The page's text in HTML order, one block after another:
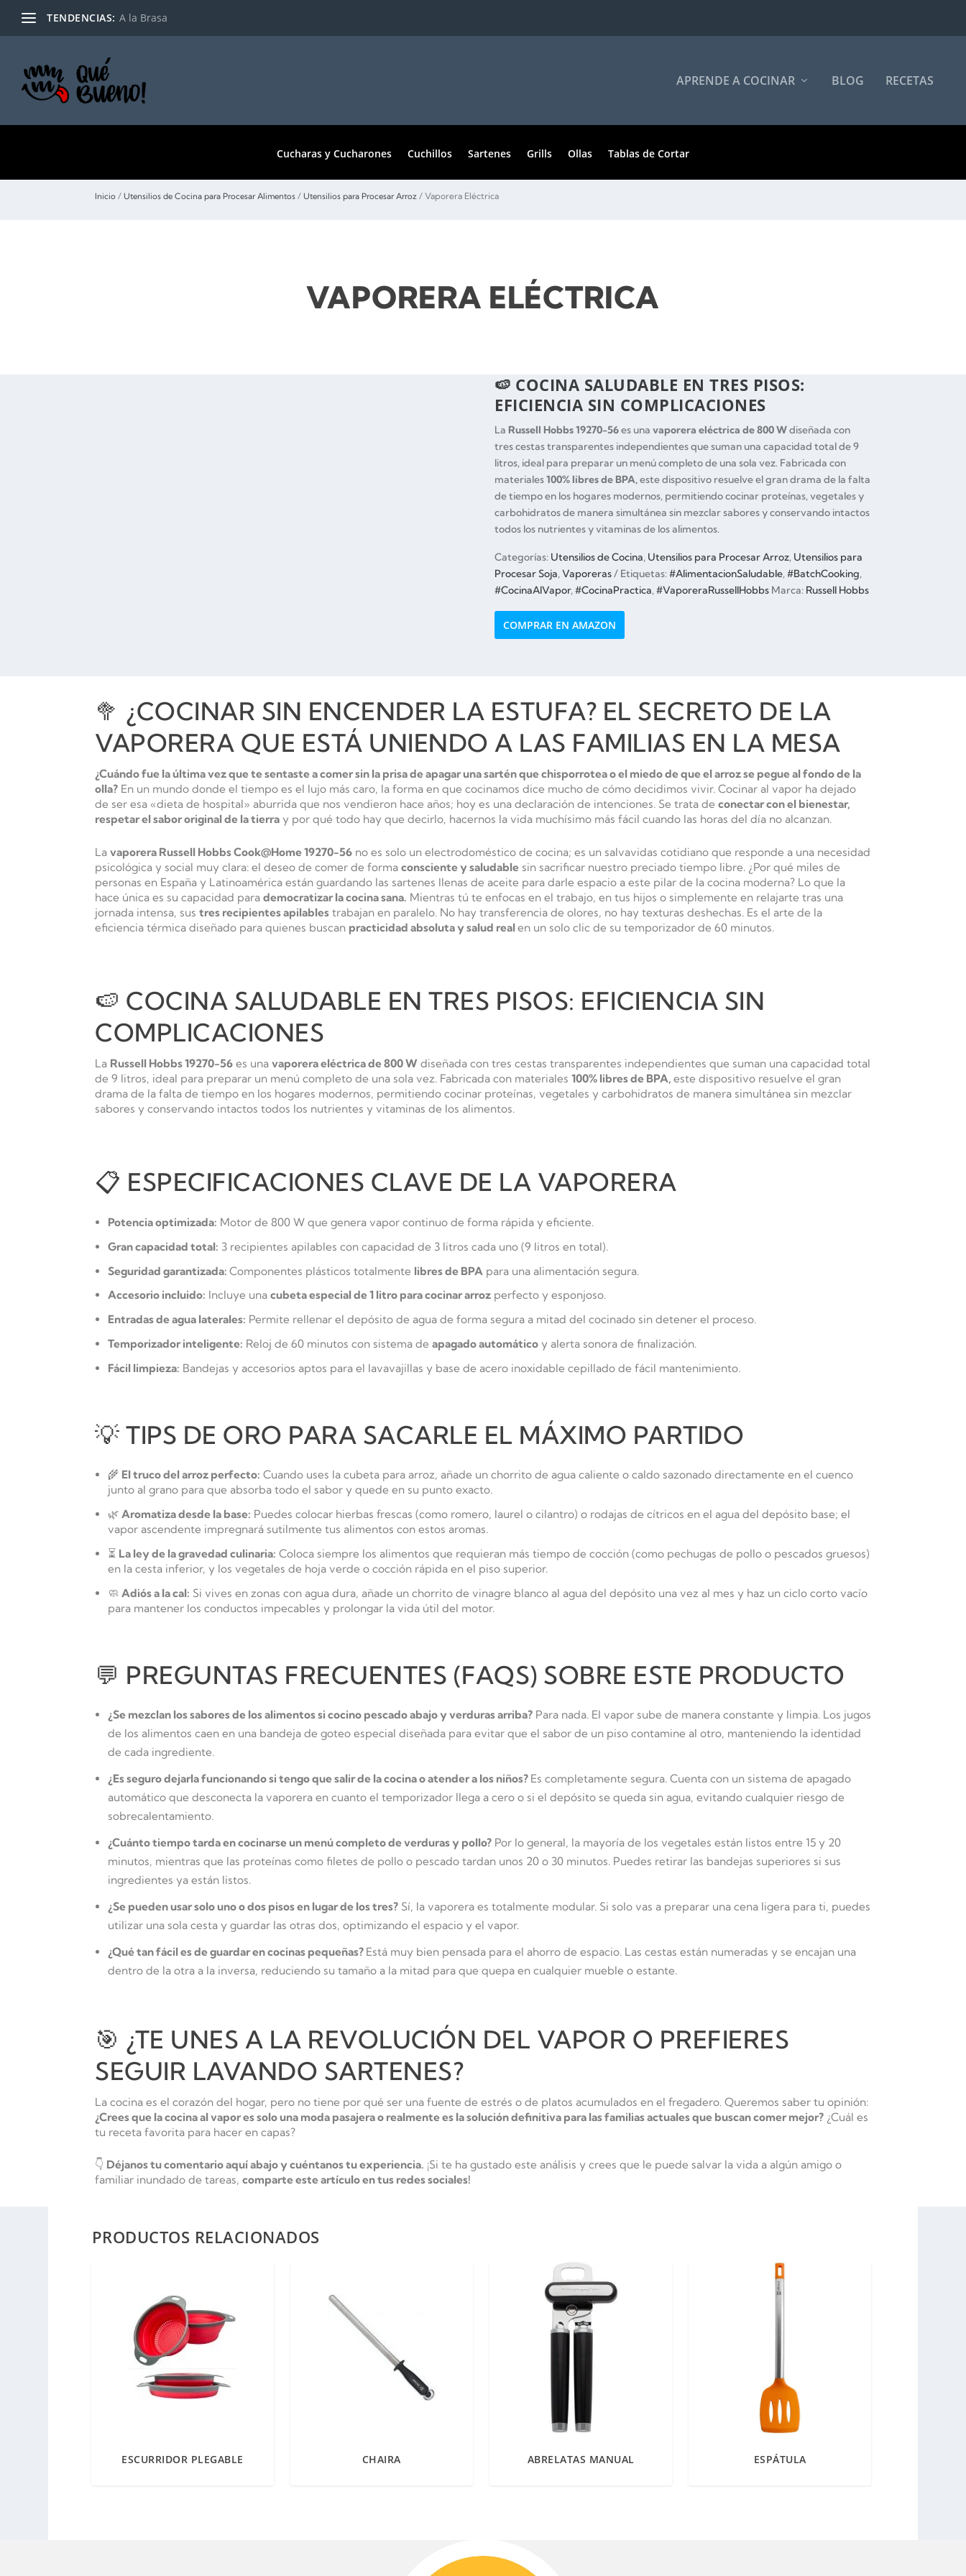
TENDENCIAS: A la Brasa
APRENDE A COCINAR BLOG RECETAS
Cucharas y Cucharones Cuchillos Sartenes Grills Ollas Tablas de Cortar
Inicio / Utensilios de Cocina para Procesar Alimentos / Utensilios para Procesar Arroz / Vaporera Eléctrica
VAPORERA ELÉCTRICA
🍉 COCINA SALUDABLE EN TRES PISOS:
EFICIENCIA SIN COMPLICACIONES
La Russell Hobbs 19270-56es unavaporera eléctrica de 800 Wdiseñada con
tres cestas transparentes independientes que suman una capacidad total de 9
litros, ideal para preparar un menú completo de una sola vez. Fabricada con
materiales100% libres de BPA,este dispositivo resuelve el gran drama de la falta
de tiempo en los hogares modernos, permitiendo cocinar proteínas, vegetales y
carbohidratos de manera simultánea sin mezclar sabores y conservando intactos
todos los nutrientes y vitaminas de los alimentos.
Categorías: Utensilios de Cocina, Utensilios para Procesar Arroz, Utensilios para
Procesar Soja,Vaporeras Etiquetas:#AlimentacionSaludable,#BatchCooking,
#CocinaAlVapor,#CocinaPractica,#VaporeraRussellHobbs Marca: Russell Hobbs
COMPRAR EN AMAZON
🥦 ¿COCINAR SIN ENCENDER LA ESTUFA? EL SECRETO DE LA
VAPORERA QUE ESTÁ UNIENDO A LAS FAMILIAS EN LA MESA
¿Cuándo fue la última vez que te sentaste a comer sin la prisa de apagar una sartén que chisporrotea o el miedo de que el arroz se pegue al fondo de la
olla? En un mundo donde el tiempo es el lujo más caro, la forma en que cocinamos dice mucho de cómo decidimos vivir. Cocinar al vapor ha dejado
de ser esa «dieta de hospital» aburrida que nos vendieron hace años; hoy es una declaración de intenciones. Se trata de conectar con el bienestar,
respetar el sabor original de la tierra y por qué todo hay que decirlo, hacernos la vida muchísimo más fácil cuando las horas del día no alcanzan.
La vaporera Russell Hobbs Cook@Home 19270-56 no es solo un electrodoméstico de cocina; es un salvavidas cotidiano que responde a una necesidad
psicológica y social muy clara: el deseo de comer de forma consciente y saludable sin sacrificar nuestro preciado tiempo libre. ¿Por qué miles de
personas en España y Latinoamérica están guardando las sartenes llenas de aceite para darle espacio a este pilar de la cocina moderna? Lo que la
hace única es su capacidad para democratizar la cocina sana. Mientras tú te enfocas en el trabajo, en tus hijos o simplemente en relajarte tras una
jornada intensa, sus tres recipientes apilables trabajan en paralelo. No hay transferencia de olores, no hay texturas deshechas. Es el arte de la
eficiencia térmica diseñado para quienes buscan practicidad absoluta y salud realen un solo clic de su temporizador de 60 minutos.
🍉 COCINA SALUDABLE EN TRES PISOS: EFICIENCIA SIN
COMPLICACIONES
La Russell Hobbs 19270-56 es una vaporera eléctrica de 800 W diseñada con tres cestas transparentes independientes que suman una capacidad total
de 9 litros, ideal para preparar un menú completo de una sola vez. Fabricada con materiales 100% libres de BPA, este dispositivo resuelve el gran
drama de la falta de tiempo en los hogares modernos, permitiendo cocinar proteínas, vegetales y carbohidratos de manera simultánea sin mezclar
sabores y conservando intactos todos los nutrientes y vitaminas de los alimentos.
📋 ESPECIFICACIONES CLAVE DE LA VAPORERA
Potencia optimizada: Motor de 800 W que genera vapor continuo de forma rápida y eficiente.
Gran capacidad total: 3 recipientes apilables con capacidad de 3 litros cada uno (9 litros en total).
Seguridad garantizada: Componentes plásticos totalmente libres de BPA para una alimentación segura.
Accesorio incluido: Incluye una cubeta especial de 1 litro para cocinar arrozperfecto y esponjoso.
Entradas de agua laterales: Permite rellenar el depósito de agua de forma segura a mitad del cocinado sin detener el proceso.
Temporizador inteligente: Reloj de 60 minutos con sistema de apagado automáticoy alerta sonora de finalización.
Fácil limpieza: Bandejas y accesorios aptos para el lavavajillas y base de acero inoxidable cepillado de fácil mantenimiento.
💡 TIPS DE ORO PARA SACARLE EL MÁXIMO PARTIDO
🌾 El truco del arroz perfecto: Cuando uses la cubeta para arroz, añade un chorrito de agua caliente o caldo sazonado directamente en el cuenco
junto al grano para que absorba todo el sabor y quede en su punto exacto.
🌿 Aromatiza desde la base: Puedes colocar hierbas frescas (como romero, laurel o cilantro) o rodajas de cítricos en el agua del depósito base; el
vapor ascendente impregnará sutilmente tus alimentos con estos aromas.
⏳ La ley de la gravedad culinaria: Coloca siempre los alimentos que requieran más tiempo de cocción (como pechugas de pollo o pescados gruesos)
en la cesta inferior, y los vegetales de hoja verde o cocción rápida en el piso superior.
🧼 Adiós a la cal: Si vives en zonas con agua dura, añade un chorrito de vinagre blanco al agua del depósito una vez al mes y haz un ciclo corto vacío
para mantener los conductos impecables y prolongar la vida útil del motor.
💬 PREGUNTAS FRECUENTES (FAQS) SOBRE ESTE PRODUCTO
¿Se mezclan los sabores de los alimentos si cocino pescado abajo y verduras arriba?Para nada. El vapor sube de manera constante y limpia.Los jugos
de los alimentos caen en una bandeja de goteo especial diseñada para evitar que el sabor de un piso contamine al otro, manteniendo la identidad
de cada ingrediente.
¿Es seguro dejarla funcionando si tengo que salir de la cocina o atender a los niños? Es completamente segura. Cuenta con un sistema de apagado
automático que desconecta la vaporera en cuanto el temporizador llega a cero o si el depósito se queda sin agua, evitando cualquier riesgo de
sobrecalentamiento.
¿Cuánto tiempo tarda en cocinarse un menú completo de verduras y pollo?Por lo general, la mayoría de los vegetales están listos entre 15 y 20
minutos, mientras que las proteínas como filetes de pollo o pescado tardan unos 20 o 30 minutos. Puedes retirar las bandejas superiores si sus
ingredientes ya están listos.
¿Se pueden usar solo uno o dos pisos en lugar de los tres?Sí, la vaporera es totalmente modular. Si solo vas a preparar una cena ligera para ti, puedes
utilizar una sola cesta y guardar las otras dos, optimizando el espacio y el vapor.
¿Qué tan fácil es de guardar en cocinas pequeñas? Está muy bien pensada para el ahorro de espacio. Las cestas están numeradas y se encajan una
dentro de la otra a la inversa, reduciendo su tamaño a la mitad para que quepa en cualquier mueble o estante.
🎯 ¿TE UNES A LA REVOLUCIÓN DEL VAPOR O PREFIERES
SEGUIR LAVANDO SARTENES?
La cocina es el corazón del hogar, pero no tiene por qué ser una fuente de estrés o de platos acumulados en el fregadero. Queremos saber tu opinión:
¿Crees que la cocina al vapor es solo una moda pasajera o realmente es la solución definitiva para las familias actuales que buscan comer mejor? ¿Cuál es
tu receta favorita para hacer en capas?
👇 Déjanos tu comentario aquí abajo y cuéntanos tu experiencia. ¡Si te ha gustado este análisis y crees que le puede salvar la vida a algún amigo o
familiar inundado de tareas, comparte este artículo en tus redes sociales!
PRODUCTOS RELACIONADOS
ESCURRIDOR PLEGABLE CHAIRA ABRELATAS MANUAL ESPÁTULA